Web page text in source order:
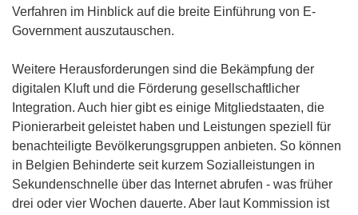
Verfahren im Hinblick auf die breite Einführung von E-
Government auszutauschen.
Weitere Herausforderungen sind die Bekämpfung der
digitalen Kluft und die Förderung gesellschaftlicher
Integration. Auch hier gibt es einige Mitgliedstaaten, die
Pionierarbeit geleistet haben und Leistungen speziell für
benachteiligte Bevölkerungsgruppen anbieten. So können
in Belgien Behinderte seit kurzem Sozialleistungen in
Sekundenschnelle über das Internet abrufen - was früher
drei oder vier Wochen dauerte. Aber laut Kommission ist